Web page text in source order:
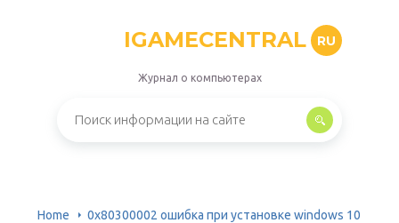
IGAMECENTRAL RU
Журнал о компьютерах
Home 0x80300002 ошибка при установке windows 10